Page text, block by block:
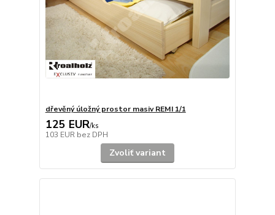
dřevěný úložný prostor masiv REMI 1/1
125 EUR/ks
103 EUR bez DPH
Zvoliť variant